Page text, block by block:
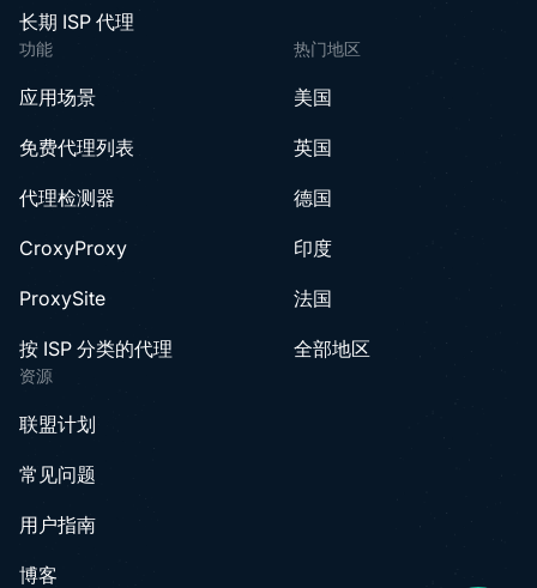
长期 ISP 代理
功能
应用场景
免费代理列表
代理检测器
CroxyProxy
ProxySite
按 ISP 分类的代理
热门地区
美国
英国
德国
印度
法国
全部地区
资源
联盟计划
常见问题
用户指南
博客